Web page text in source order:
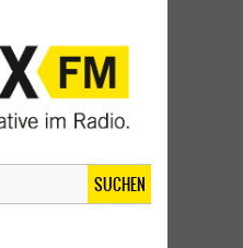
SUCHEN